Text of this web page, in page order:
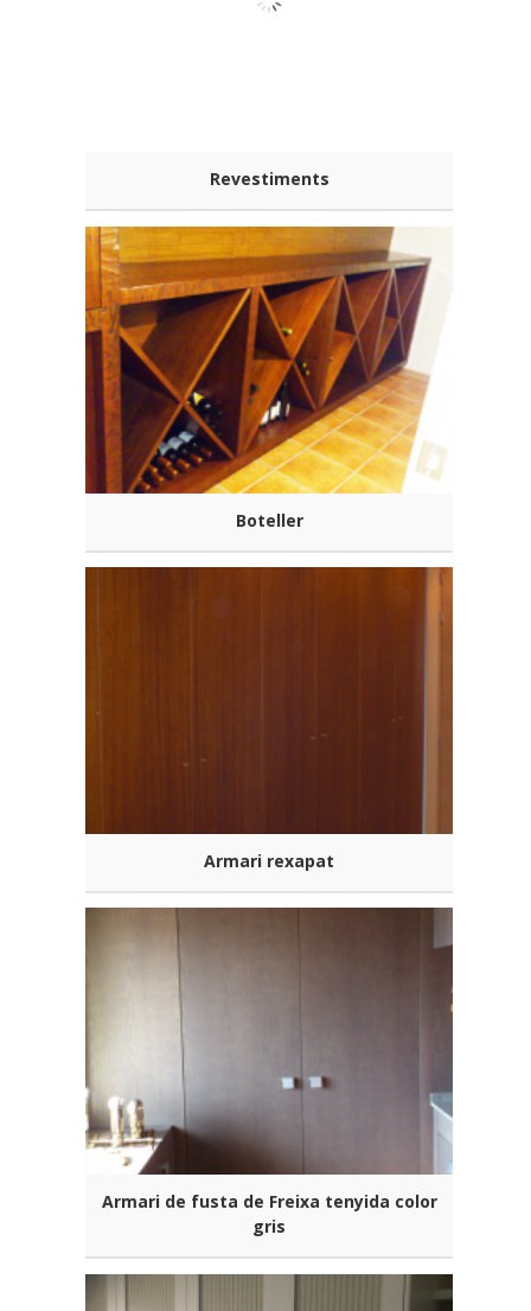
Revestiments
Boteller
Armari rexapat
Armari de fusta de Freixa tenyida color
gris